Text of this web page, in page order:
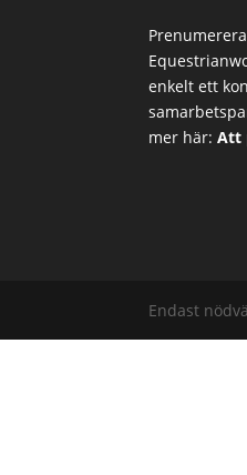
enkelt ett
mer här:Att
Endast